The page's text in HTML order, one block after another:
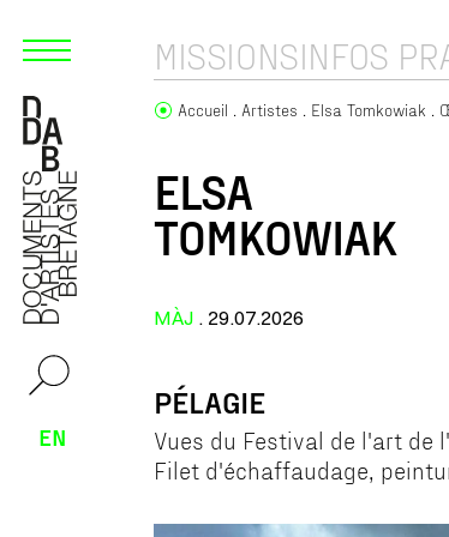
EN
MISSIONSINFOS
Accueil Artistes Elsa Tomkowiak
ELSA
TOMKOWIAK
MÀJ . 29.07.2026
PÉLAGIE
Vues du Festival de l'art de
Filet d'échaffaudage,